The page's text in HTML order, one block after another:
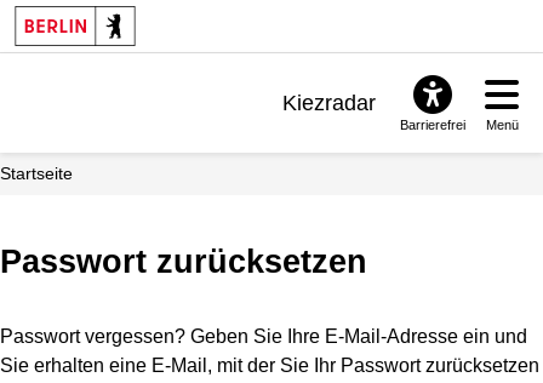
Kiezradar
Barrierefrei Menü
Startseite
Passwort zurücksetzen
Passwort vergessen? Geben Sie Ihre E-Mail-Adresse ein und
Sie erhalten eine E-Mail, mit der Sie Ihr Passwort zurücksetzen